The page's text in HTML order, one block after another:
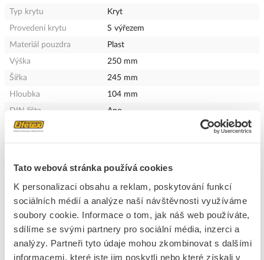
Tato webová stránka používá cookies
K personalizaci obsahu a reklam, poskytování funkcí
sociálních médií a analýze naší návštěvnosti využíváme
soubory cookie. Informace o tom, jak náš web používáte,
sdílíme se svými partnery pro sociální média, inzerci a
analýzy. Partneři tyto údaje mohou zkombinovat s dalšími
informacemi, které jste jim poskytli nebo které získali v
Typ krytu
Kryt
Provedení krytu
S výřezem
Materiál pouzdra
Plast
Výška
250 mm
Šířka
245 mm
Hloubka
104 mm
DIN lišta
Ano
Barva
číslo RAL
9003
S montážní deskou
EMC verze
Možnost rozšíření
Ne
Průhledné víko / dveře
Ne